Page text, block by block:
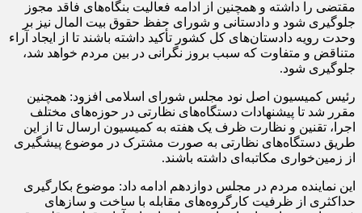
مقتضی را داشته و همچنین از ادامه فعالیت بنگاه‌های فاقد مجوز
جلوگیری شود و دادستانی و شورای حفظ حقوق بیت المال نیز بر
وحدت رویه دادستان‌های کل کشور تأکید داشته باشند تا از ایجاد آراء
متناقض و متفاوت که سبب بروز نگرانی در بین مردم خواهد شد،
جلوگیری شود.
رئیس کمیسیون اصل نود مجلس شورای اسلامی افزود: همچنین
مقرر شد تا پیشنهادات دستگاه‌های نظارتی در حوزه‌های مختلف
اجرا، تقنین و نظارت ظرف یک هفته به کمیسیون ارسال تا از این
طریق دستگاه‌های نظارتی به صورت مشترک در موضوع پیشگیری
از زمین‌خواری مکاتبه‌ای داشته باشند.
این نماینده مردم در مجلس دوازدهم ادامه داد: موضوع بکارگیری
حداکثری از ظرفیت کارگروه‌های مقابله با ساخت و سازهای